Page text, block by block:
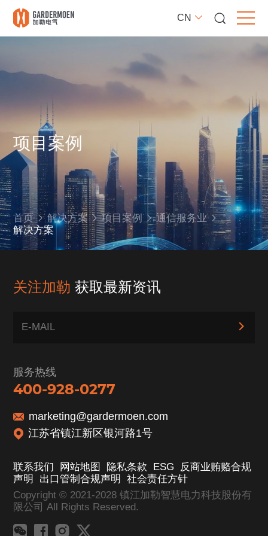
CN
项目案例
首页 解决方案 项目案例
通信服务业
解决方案
关注加勒 获取最新资讯
服务热线
400-928-0277
marketing@gardermoen.com
江苏省镇江新区银河路1号
联系我们 网站地图 隐私条款 ESG
反商业贿赂合规
声明
出口管制合规声明
社会责任方针
Copyright © 2021-2028 镇江加勒智慧电力科技股份有
限公司 All Rights Reserved.